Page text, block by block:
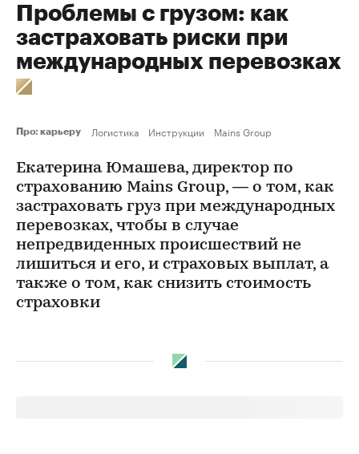
Проблемы с грузом: как
застраховать риски при
международных перевозках
Про: карьеру Логистика Инструкции Mains Group
Екатерина Юмашева, директор по
страхованию Mains Group, — о том, как
застраховать груз при международных
перевозках, чтобы в случае
непредвиденных происшествий не
лишиться и его, и страховых выплат, а
также о том, как снизить стоимость
страховки